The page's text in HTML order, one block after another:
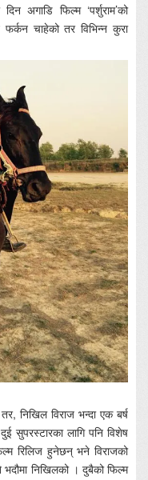
अगाडि फिल्म ‘पर्शुराम’को
चाहेको तर विभिन्न कुरा
निखिल विराज भन्दा एक बर्ष
सुपरस्टारका लागि पनि विशेष
रिलिज हुनेछन् भने विराजको
निखिलको । दुबैको फिल्म